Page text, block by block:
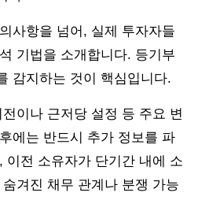
사항을 넘어, 실제 투자자들
기법을 소개합니다. 등기부
감지하는 것이 핵심입니다.
이나 근저당 설정 등 주요 변
에는 반드시 추가 정보를 파
이전 소유자가 단기간 내에 소
겨진 채무 관계나 분쟁 가능